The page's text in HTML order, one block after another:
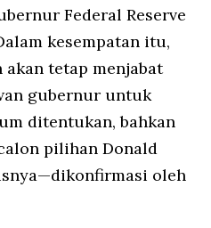
Federal Reserve
kesempatan itu,
tetap menjabat
gubernur untuk
ditentukan, bahkan
pilihan Donald
oleh